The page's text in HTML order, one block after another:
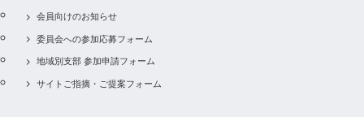
会員向けのお知らせ
委員会への参加応募フォーム
地域別支部 参加申請フォーム
サイトご指摘・ご提案フォーム